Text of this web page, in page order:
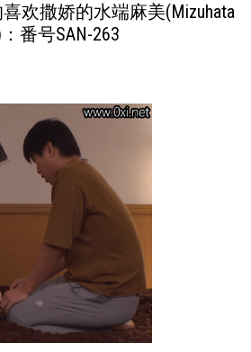
欢撒娇的水端麻美(Mizuhata
番号SAN-263